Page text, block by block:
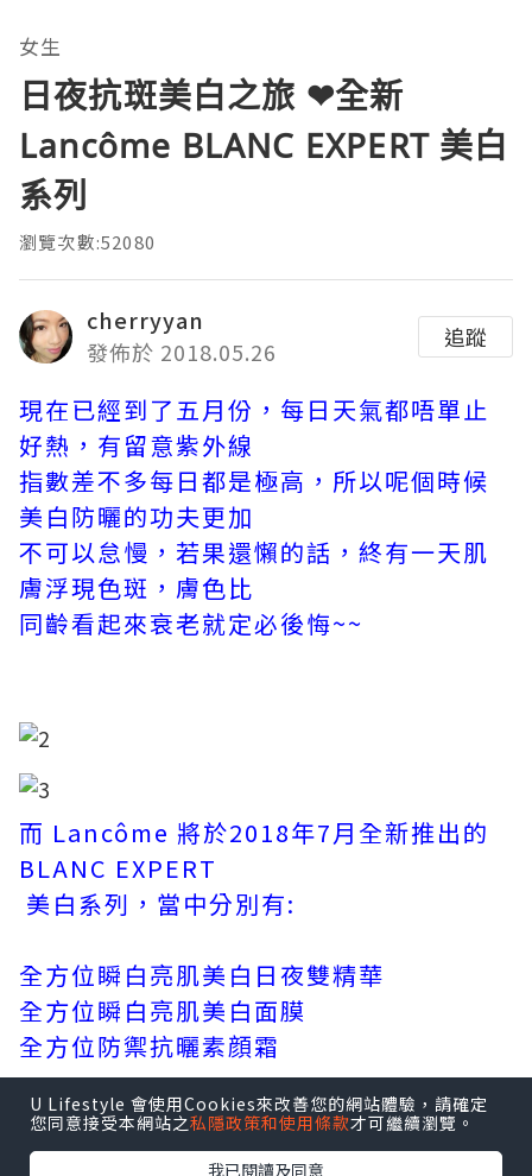
女生
日夜抗斑美白之旅 ❤全新
Lancôme BLANC EXPERT 美白
系列
瀏覽次數:52080
cherryyan
發佈於 2018.05.26
追蹤
現在已經到了五月份，每日天氣都唔單止
好熱，有留意紫外線
指數差不多每日都是極高，所以呢個時候
美白防曬的功夫更加
不可以怠慢，若果還懶的話，終有一天肌
膚浮現色斑，膚色比
同齡看起來衰老就定必後悔~~
而 Lancôme 將於2018年7月全新推出的
BLANC EXPERT
美白系列，當中分別有:
全方位瞬白亮肌美白日夜雙精華
全方位瞬白亮肌美白面膜
全方位防禦抗曬素顔霜
U Lifestyle 會使用Cookies來改善您的網站體驗，請確定
您同意接受本網站之私隱政策和使用條款才可繼續瀏覽。
我已閱讀及同意